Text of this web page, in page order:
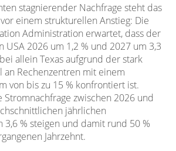
stagnierender Nachfrage steht das
einem strukturellen Anstieg: Die
Administration erwartet, dass der
USA 2026 um 1,2 % und 2027 um 3,3
allein Texas aufgrund der stark
an Rechenzentren mit einem
von bis zu 15 % konfrontiert ist.
zwischen 2026 und
jährlichen
3,6 % steigen und damit rund 50 %
Jahrzehnt.